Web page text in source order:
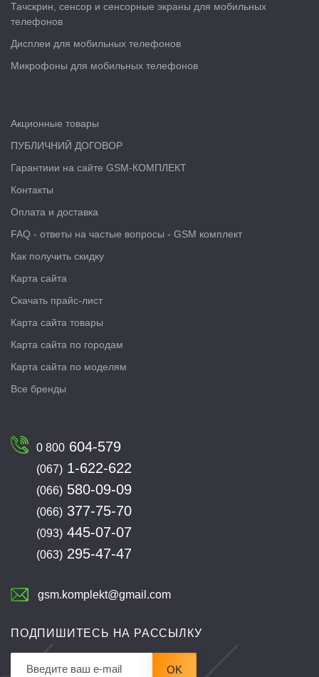
Тачскрин, сенсор и сенсорные экраны для мобильных
телефонов
Дисплеи для мобильных телефонов
Микрофоны для мобильных телефонов
Акционные товары
ПУБЛИЧНИЙ ДОГОВОР
Гарантиии на сайте GSM-КОМПЛЕКТ
Контакты
Оплата и доставка
FAQ - ответы на частые вопросы - GSM комплект
Как получить скидку
Карта сайта
Скачать прайс-лист
Карта сайта товары
Карта сайта по городам
Карта сайта по моделям
Все бренды
0 800 604-579
(067) 1-622-622
(066) 580-09-09
(066) 377-75-70
(093) 445-07-07
(063) 295-47-47
gsm.komplekt@gmail.com
ПОДПИШИТЕСЬ НА РАССЫЛКУ
OK